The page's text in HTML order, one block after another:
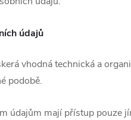
údajů
vhodná technická a
podobě.
údajům mají přístup pouze